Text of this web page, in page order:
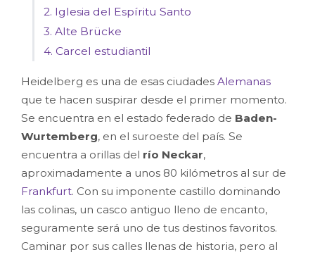
2. Iglesia del Espíritu Santo
3. Alte Brücke
4. Carcel estudiantil
Heidelberg es una de esas ciudades Alemanas
que te hacen suspirar desde el primer momento.
Se encuentra en el estado federado de Baden-
Wurtemberg, en el suroeste del país. Se
encuentra a orillas del río Neckar,
aproximadamente a unos 80 kilómetros al sur de
Frankfurt. Con su imponente castillo dominando
las colinas, un casco antiguo lleno de encanto,
seguramente será uno de tus destinos favoritos.
Caminar por sus calles llenas de historia, pero al